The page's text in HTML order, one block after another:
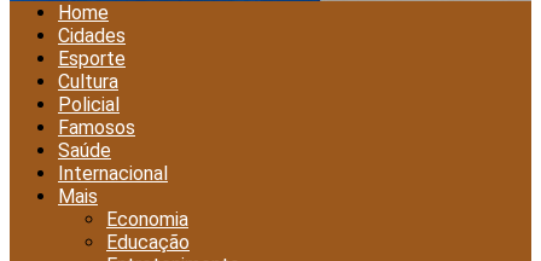
Home
Cidades
Esporte
Cultura
Policial
Famosos
Saúde
Internacional
Mais
Economia
Educação